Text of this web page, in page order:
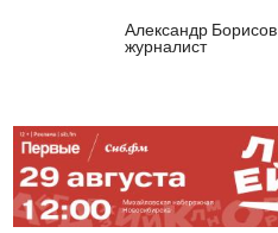
Александр Борисов
журналист